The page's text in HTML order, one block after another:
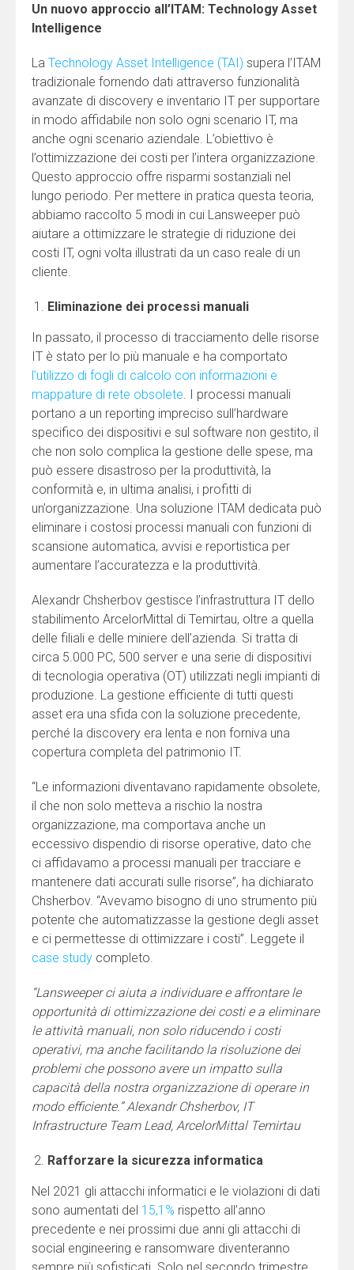
Un nuovo approccio all’ITAM: Technology Asset
Intelligence
La Technology Asset Intelligence (TAI) supera l’ITAM
tradizionale fornendo dati attraverso funzionalità
avanzate di discovery e inventario IT per supportare
in modo affidabile non solo ogni scenario IT, ma
anche ogni scenario aziendale. L’obiettivo è
l’ottimizzazione dei costi per l’intera organizzazione.
Questo approccio offre risparmi sostanziali nel
lungo periodo. Per mettere in pratica questa teoria,
abbiamo raccolto 5 modi in cui Lansweeper può
aiutare a ottimizzare le strategie di riduzione dei
costi IT, ogni volta illustrati da un caso reale di un
cliente.
Eliminazione dei processi manuali
In passato, il processo di tracciamento delle risorse
IT è stato per lo più manuale e ha comportato
l’utilizzo di fogli di calcolo con informazioni e
mappature di rete obsolete. I processi manuali
portano a un reporting impreciso sull’hardware
specifico dei dispositivi e sul software non gestito, il
che non solo complica la gestione delle spese, ma
può essere disastroso per la produttività, la
conformità e, in ultima analisi, i profitti di
un’organizzazione. Una soluzione ITAM dedicata può
eliminare i costosi processi manuali con funzioni di
scansione automatica, avvisi e reportistica per
aumentare l’accuratezza e la produttività.
Alexandr Chsherbov gestisce l’infrastruttura IT dello
stabilimento ArcelorMittal di Temirtau, oltre a quella
delle filiali e delle miniere dell’azienda. Si tratta di
circa 5.000 PC, 500 server e una serie di dispositivi
di tecnologia operativa (OT) utilizzati negli impianti di
produzione. La gestione efficiente di tutti questi
asset era una sfida con la soluzione precedente,
perché la discovery era lenta e non forniva una
copertura completa del patrimonio IT.
“Le informazioni diventavano rapidamente obsolete,
il che non solo metteva a rischio la nostra
organizzazione, ma comportava anche un
eccessivo dispendio di risorse operative, dato che
ci affidavamo a processi manuali per tracciare e
mantenere dati accurati sulle risorse”, ha dichiarato
Chsherbov. “Avevamo bisogno di uno strumento più
potente che automatizzasse la gestione degli asset
e ci permettesse di ottimizzare i costi”. Leggete il
case study completo.
“Lansweeper ci aiuta a individuare e affrontare le
opportunità di ottimizzazione dei costi e a eliminare
le attività manuali, non solo riducendo i costi
operativi, ma anche facilitando la risoluzione dei
problemi che possono avere un impatto sulla
capacità della nostra organizzazione di operare in
modo efficiente.” Alexandr Chsherbov, IT
Infrastructure Team Lead, ArcelorMittal Temirtau
Rafforzare la sicurezza informatica
Nel 2021 gli attacchi informatici e le violazioni di dati
sono aumentati del 15,1% rispetto all’anno
precedente e nei prossimi due anni gli attacchi di
social engineering e ransomware diventeranno